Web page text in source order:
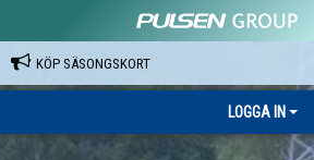
KÖP SÄSONGSKORT
LOGGA IN